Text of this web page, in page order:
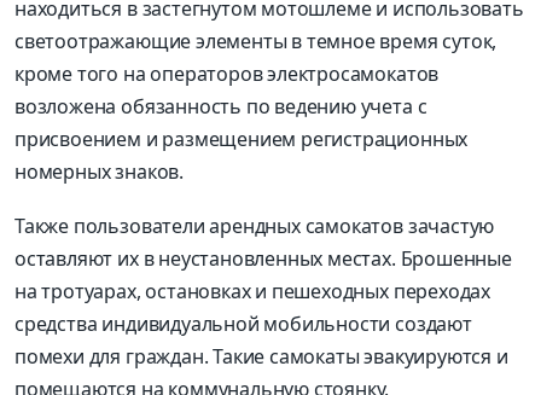
находиться в застегнутом мотошлеме и использовать
светоотражающие элементы в темное время суток,
кроме того на операторов электросамокатов
возложена обязанность по ведению учета с
присвоением и размещением регистрационных
номерных знаков.
Также пользователи арендных самокатов зачастую
оставляют их в неустановленных местах. Брошенные
на тротуарах, остановках и пешеходных переходах
средства индивидуальной мобильности создают
помехи для граждан. Такие самокаты эвакуируются и
помещаются на коммунальную стоянку.